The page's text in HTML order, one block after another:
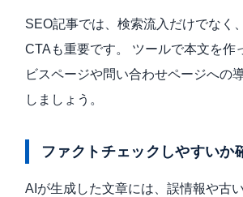
SEO記事では、検索流入だけでなく
CTAも重要です。 ツールで本文を作
ビスページや問い合わせページへの
しましょう。
ファクトチェックしやすいか
AIが生成した文章には、誤情報や古